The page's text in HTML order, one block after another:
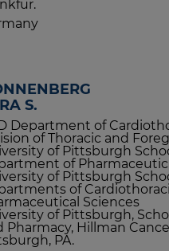
S.
Department of
of Thoracic and
of Pittsburgh
of
of Pittsburgh
of
Sciences
of Pittsburgh,
Pharmacy, Hillman
PA.